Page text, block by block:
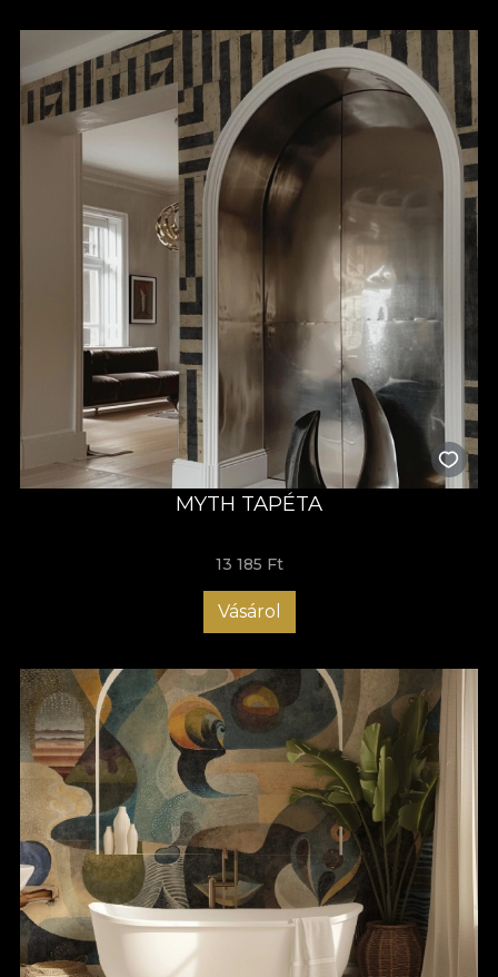
MYTH TAPÉTA
13 185 Ft
Vásárol